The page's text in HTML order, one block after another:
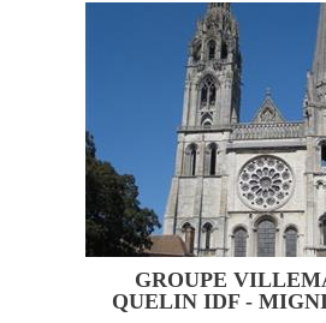
GROUPE
QUELIN IDF -